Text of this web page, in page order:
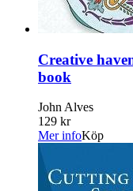
Creative
book
John Alves
129 kr
Mer infoKöp